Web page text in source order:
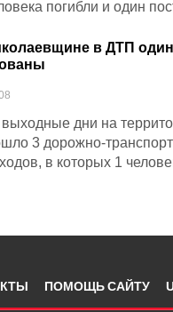
погибли и один
в ДТП
дни на
3 дорожно-
в которых 1
ПОМОЩЬ САЙТУ